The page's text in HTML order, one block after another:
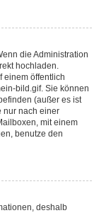
die Administration
hochladen.
einem öffentlich
bild.gif. Sie können
(außer es ist
nur nach einer
mit einem
benutze den
deshalb